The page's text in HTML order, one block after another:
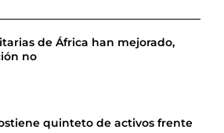
de África han mejorado,
no
quinteto de activos frente